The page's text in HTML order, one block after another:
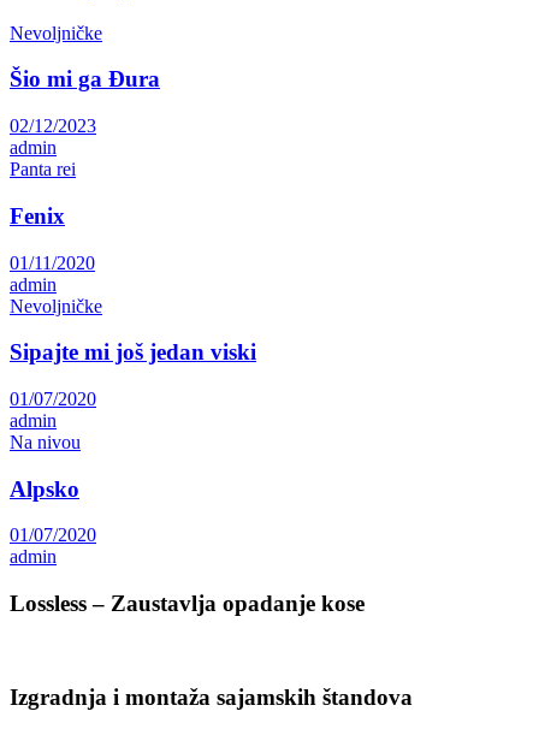
Nevoljničke
Šio mi ga Đura
02/12/2023
admin
Panta rei
Fenix
01/11/2020
admin
Nevoljničke
Sipajte mi još jedan viski
01/07/2020
admin
Na nivou
Alpsko
01/07/2020
admin
Lossless – Zaustavlja opadanje kose
Izgradnja i montaža sajamskih štandova